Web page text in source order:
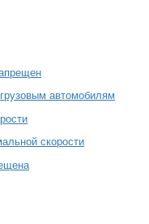
автомобилям
скорости